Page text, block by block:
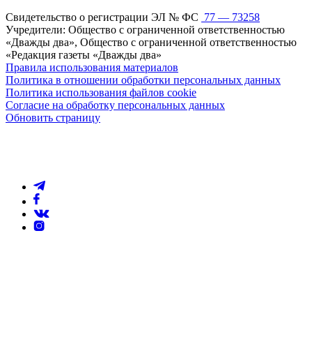
Свидетельство о регистрации ЭЛ № ФС 77 — 73258
Учредители: Общество с ограниченной ответственностью
«Дважды два», Общество с ограниченной ответственностью
«Редакция газеты «Дважды два»
Правила использования материалов
Политика в отношении обработки персональных данных
Политика использования файлов cookie
Согласие на обработку персональных данных
Обновить страницу